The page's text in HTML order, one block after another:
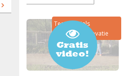
Testimonials
Onderwijsinnovatie
Gratis
video!